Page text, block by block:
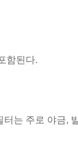
함된다.
는 주로 야금,